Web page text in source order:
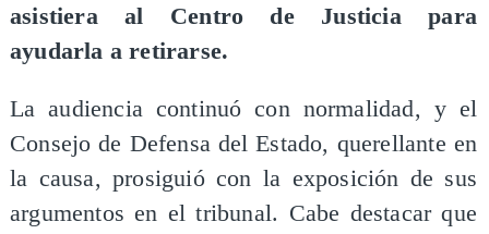
asistiera al Centro de Justicia para
ayudarla a retirarse.
La audiencia continuó con normalidad, y el
Consejo de Defensa del Estado, querellante en
la causa, prosiguió con la exposición de sus
argumentos en el tribunal. Cabe destacar que